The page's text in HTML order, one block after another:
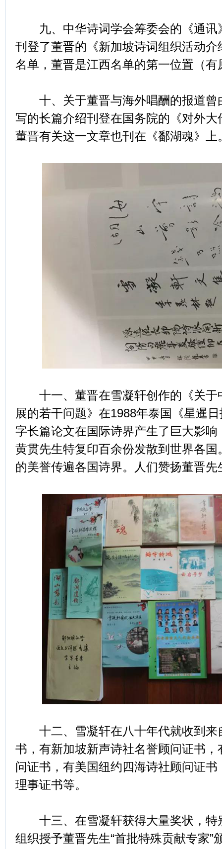
九、中华诗词学会筹委会的《通讯
刊登了董晋的《新加坡诗词组织活动
名单，董晋是江西名单的第一位置（有
十、关于董晋与海外唱酬的报道曾
写的长篇介绍刊登在国务院的《对外
董晋有关这一文章也刊在《鄱湖魂》上
十一、董晋在雪凝轩创作的《关于
展的若干问题》在1988年泰国《星暹
字长篇论文在国际诗界产生了巨大影
黄贯先生特复印百余份发散到世界各
的美誉传遍各国诗界。人们赞扬董晋先
十二、雪凝轩在八十年代就收到来
书，有新加坡新声诗社名誉顾问证书
问证书，有美国纽约四海诗社顾问证
理事证书等。
十三、在雪凝轩获得大量奖状，特
组织授予董晋先生“首批特殊贡献专家”